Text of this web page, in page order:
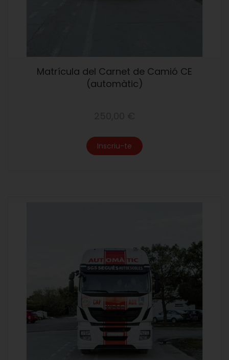
Matrícula del Carnet de Camió CE
(automàtic)
Inscriu-te